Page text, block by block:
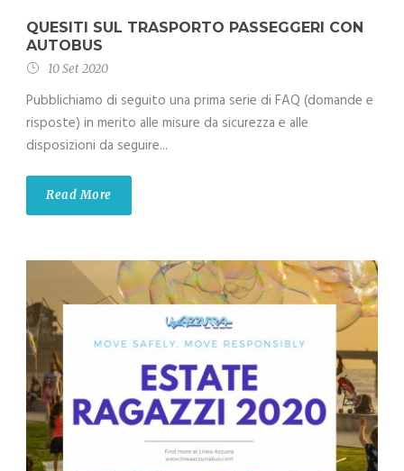
QUESITI SUL TRASPORTO PASSEGGERI CON
AUTOBUS
10 Set 2020
Pubblichiamo di seguito una prima serie di FAQ (domande e
risposte) in merito alle misure da sicurezza e alle
disposizioni da seguire...
Read More